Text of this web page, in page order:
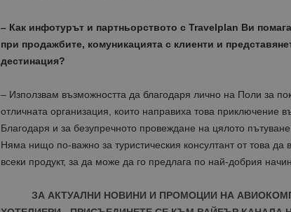
– Как инфотурът и партньорството с Travelplan Ви
при продажбите, комуникацията с клиенти и
дестинация?
– Използвам възможността да благодаря лично на Поли за
отличната организация, които направиха това приключение
Благодаря и за безупречното провеждане на цялото
Няма нищо по-важно за туристическия консултант от това да
всеки продукт, за да може да го предлага по най-добрия
ЗА АКТУАЛНИ НОВИНИ И ПРОМОЦИИ НА